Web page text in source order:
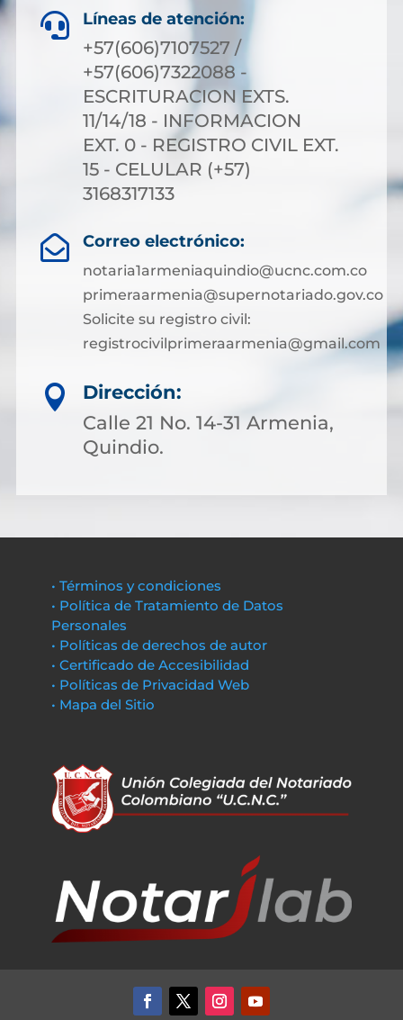
 Líneas de atención:
+57(606)7107527 /
+57(606)7322088 -
ESCRITURACION EXTS.
11/14/18 - INFORMACION
EXT. 0 - REGISTRO CIVIL EXT.
15 - CELULAR (+57)
3168317133
 Correo electrónico:
notaria1armeniaquindio@ucnc.com.co
primeraarmenia@supernotariado.gov.co
Solicite su registro civil:
registrocivilprimeraarmenia@gmail.com

Dirección:
Calle 21 No. 14-31 Armenia,
Quindio.
• Términos y condiciones
• Política de Tratamiento de Datos
Personales
• Políticas de derechos de autor
• Certificado de Accesibilidad
• Políticas de Privacidad Web
• Mapa del Sitio